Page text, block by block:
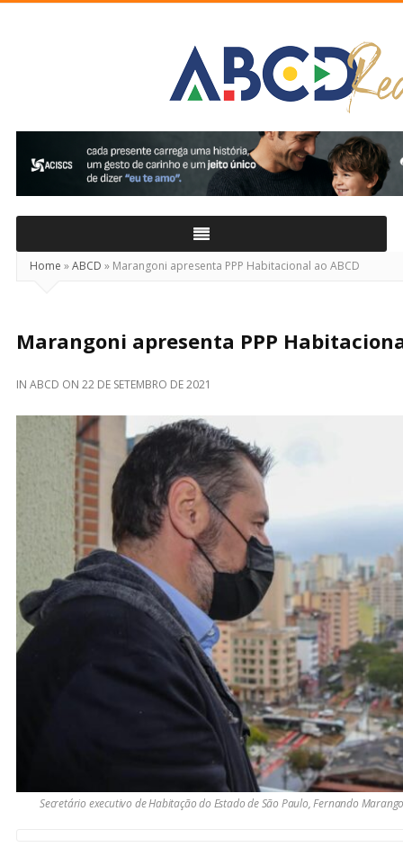
Home »ABCD » Marangoni apresenta PPP Habitacional ao ABCD
Marangoni apresenta PPP
IN ABCD ON 22 DE SETEMBRO DE 2021
Secretário executivo de Habitação do Estado de São Paulo, Fernando